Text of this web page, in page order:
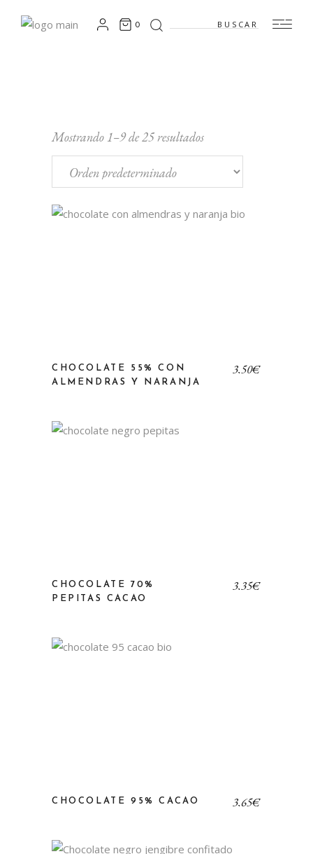
0 Search
for:
Mostrando 1–9 de 25 resultados
CHOCOLATE 55% CON
ALMENDRAS Y NARANJA
3,50€
CHOCOLATE 70%
PEPITAS CACAO
3,35€
CHOCOLATE 95% CACAO 3,65€